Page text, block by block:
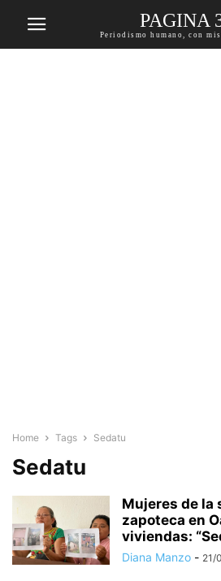
PAGINA
Periodismo humano, con
Home Tags Sedatu
Sedatu
Mujeres de la
zapoteca en
viviendas:
Diana Manzo - 21/